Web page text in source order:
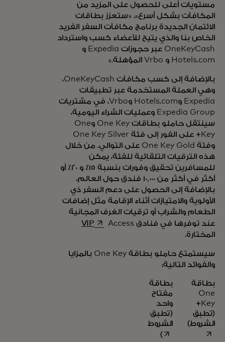
مستويات أعلى للحصول على المزيد من
المكافآت بشكل أسرع». «ستعزز بطاقات
الائتمان الجديدة برنامج مكافآت السفر الفريد
الخاص بنا والذي يتيح للأعضاء كسب واسترداد
OneKeyCash عبر حجوزات Expedia و
Hotels.com و Vrbo المؤهلة.»
بالإضافة إلى كسب مكافآت OneKeyCash،
وهي العملة المستخدمة عبر تطبيقات
Expedia وHotels.com وVrbo، في مشتريات
Expedia Group وعمليات الشراء اليومية،
سينتقل حاملو بطاقات One Key وOne
Key+ على الفور إلى فئة One Key Silver
وفئة One Key Gold على التوالي. من خلال
هذه الترقيات التلقائية للفئة، يمكن
للمسافرين تحقيق وفورات بنسبة 15٪ و 20٪ أو
أكثر في أكثر من 10,000 فندق حول العالم،
بالإضافة إلى الحصول على دعم السفر ذي
الأولوية والامتيازات أثناء الإقامة مثل إضافات
الطعام والشراب أو ترقيات الغرف المجانية
عند توفرها في فنادق
VIP
opens in a new tab
Access
المختارة.
سيستمتع حاملو بطاقة One Key بالمزايا
والفوائد التالية:
بطاقة
One
Key+
(تطبق
الشروط)opens in a new tab
بطاقة
مفتاح
واحد
(تطبق
الشروطopens in a new tab
)